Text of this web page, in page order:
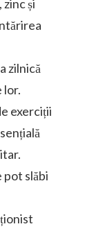
și
zilnică
lor.
exerciții
pot slăbi